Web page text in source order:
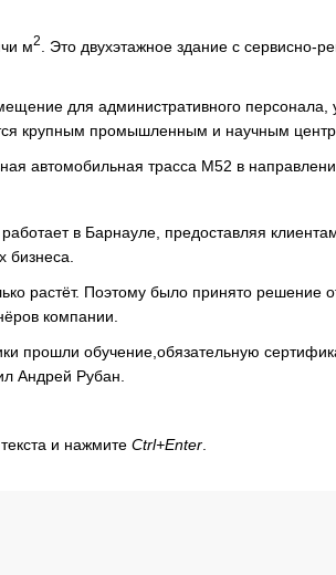
м2
. Это двухэтажное здание с сервисно-
для административного персонала,
крупным промышленным и научным
автомобильная трасса М52 в
в Барнауле, предоставляя
бизнеса.
растёт. Поэтому было принято решение
компании.
прошли обучение,обязательную
Андрей Рубан.
и нажмите Ctrl+Enter